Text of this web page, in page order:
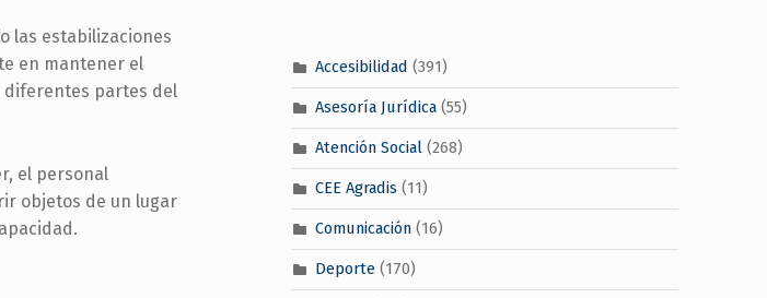
las estabilizaciones
en mantener el
diferentes partes del
el personal
objetos de un lugar
Accesibilidad (391)
Asesoría Jurídica(55)
Atención Social(268)
CEE Agradis (11)
Comunicación(16)
Deporte(170)